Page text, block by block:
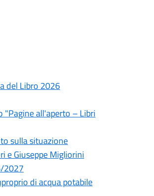
del Libro 2026
"Pagine all'aperto – Libri
sulla situazione
e Giuseppe Migliorini
2027
di acqua potabile